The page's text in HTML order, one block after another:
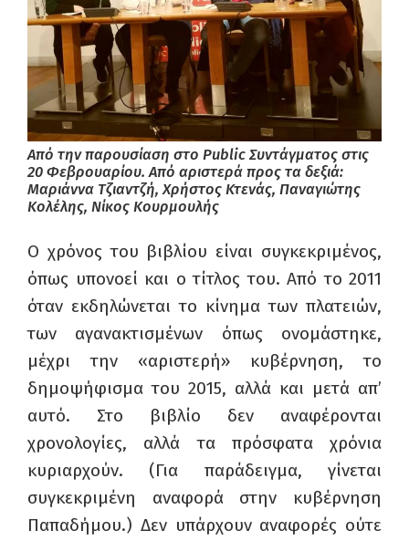
Από την παρουσίαση στο Public Συντάγματος στις
20 Φεβρουαρίου. Από αριστερά προς τα δεξιά:
Μαριάννα Τζιαντζή, Χρήστος Κτενάς, Παναγιώτης
Κολέλης, Νίκος Κουρμουλής
Ο χρόνος του βιβλίου είναι συγκεκριμένος,
όπως υπονοεί και ο τίτλος του. Από το 2011
όταν εκδηλώνεται το κίνημα των πλατειών,
των αγανακτισμένων όπως ονομάστηκε,
μέχρι την «αριστερή» κυβέρνηση, το
δημοψήφισμα του 2015, αλλά και μετά απ’
αυτό. Στο βιβλίο δεν αναφέρονται
χρονολογίες, αλλά τα πρόσφατα χρόνια
κυριαρχούν. (Για παράδειγμα, γίνεται
συγκεκριμένη αναφορά στην κυβέρνηση
Παπαδήμου.) Δεν υπάρχουν αναφορές ούτε